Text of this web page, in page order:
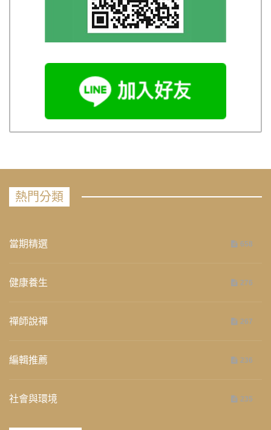
熱門分類
當期精選 658
健康養生 276
禪師說禪 267
編輯推薦 236
社會與環境 235